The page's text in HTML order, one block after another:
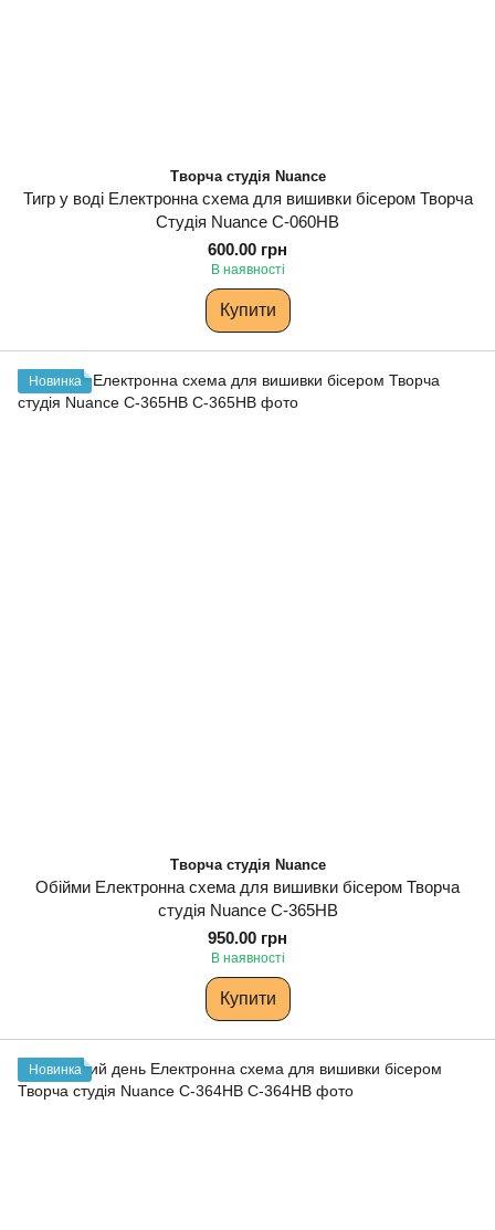
Творча студія Nuance
Тигр у воді Електронна схема для вишивки бісером Творча
Студія Nuance С-060НВ
600.00 грн
В наявності
Купити
Новинка
Творча студія Nuance
Обійми Електронна схема для вишивки бісером Творча
студія Nuance С-365НВ
950.00 грн
В наявності
Купити
Новинка